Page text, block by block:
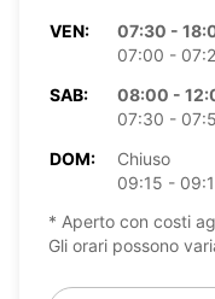
VEN:
07:30 -
07:00 -
SAB:
08:00 -
07:30 -
DOM:
Chiuso
09:15 -
* Aperto con costi
Gli orari possono